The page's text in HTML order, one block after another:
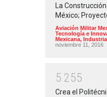
La
México;
Aviación Militar
Tecnología e
Mexicana, Industria
noviembre 11, 2016
5 255
Crea el